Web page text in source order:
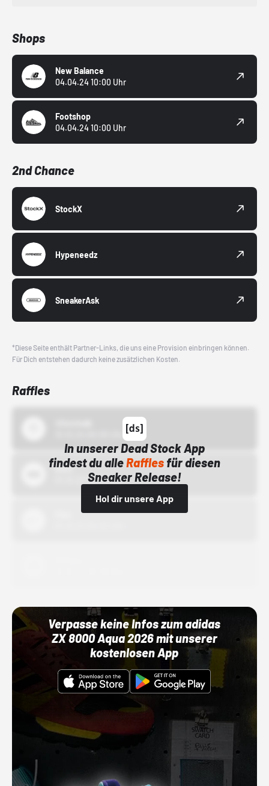
Shops
New Balance
04.04.24 10:00 Uhr
Footshop
04.04.24 10:00 Uhr
2nd Chance
StockX
Hypeneedz
SneakerAsk
*Diese Seite enthält Partner-Links, die uns eine Provision einbringen können.
Für Dich entstehen dadurch keine zusätzlichen Kosten.
Raffles
In unserer Dead Stock App
findest du alleRafflesfür diesen
Sneaker Release!
Hol dir unsere App
Bstn
01.10.22 00:00 Uhr
Verpasse keine Infos zum adidas
ZX 8000 Aqua 2026 mit unserer
kostenlosen App